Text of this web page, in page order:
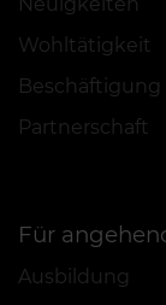
Neuigkeiten
Wohltätigkeit
Beschäftigung
Partnerschaft
Ausbildung